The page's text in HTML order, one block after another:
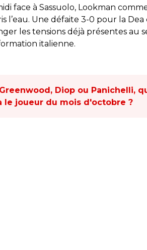
face à Sassuolo, Lookman
l’eau. Une défaite 3-0 pour la Dea
les tensions déjà présentes au
italienne.
Greenwood, Diop ou Panichelli,
le joueur du mois d'octobre ?